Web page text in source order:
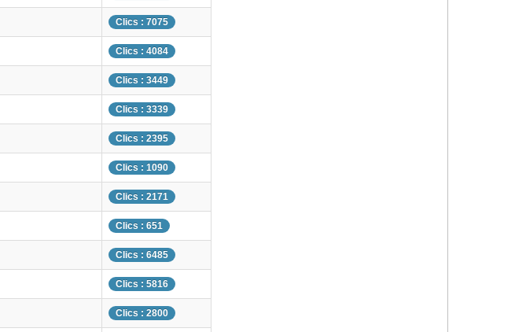
Clics : 7075
Clics : 4084
Clics : 3449
Clics : 3339
Clics : 2395
Clics : 1090
Clics : 2171
Clics : 651
Clics : 6485
Clics : 5816
Clics : 2800